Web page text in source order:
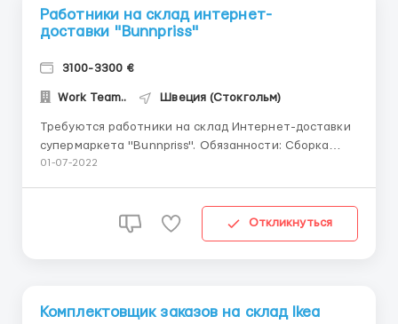
Работники на склад интернет-
доставки "Bunnpriss"
3100-3300 €
Work Team.. Швеция (Стокгольм)
Требуются работники на склад Интернет-доставки
супермаркета "Bunnpriss". Обязанности: Сборка
заказов по складе, упаковка, стикеровка.
труда: почасовая ставка: 18 €/час нетто; за ...
01-07-2022
Откликнуться
Комплектовщик заказов на склад Ikea